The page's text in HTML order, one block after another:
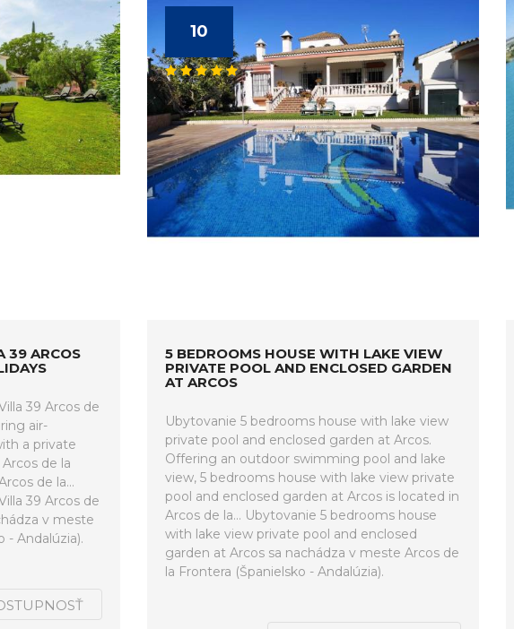
39 ARCOS
39 Arcos de
air-
a private
de la
de la...
39 Arcos de
v meste
- Andalúzia).
10
5 BEDROOMS HOUSE WITH LAKE VIEW
PRIVATE POOL AND ENCLOSED GARDEN
AT ARCOS
Ubytovanie 5 bedrooms house with lake view
private pool and enclosed garden at Arcos.
Offering an outdoor swimming pool and lake
view, 5 bedrooms house with lake view private
pool and enclosed garden at Arcos is located in
Arcos de la... Ubytovanie 5 bedrooms house
with lake view private pool and enclosed
garden at Arcos sa nachádza v meste Arcos de
la Frontera (Španielsko - Andalúzia).